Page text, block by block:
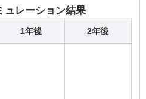
ュレーション結果
1年後 2年後